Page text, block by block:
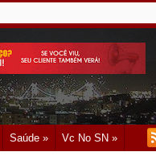
Saúde » Vc No SN »